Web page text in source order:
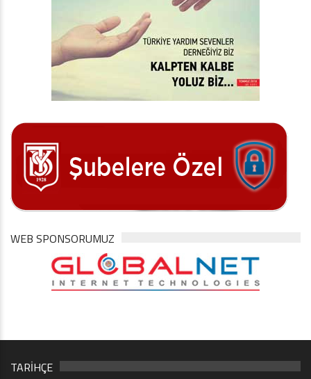
WEB SPONSORUMUZ
TARİHÇE